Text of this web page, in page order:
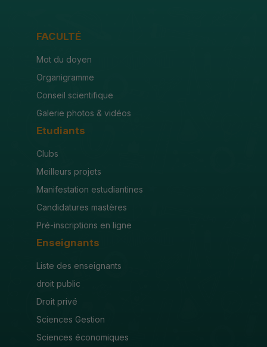
FACULTÉ
Mot du doyen
Organigramme
Conseil scientifique
Galerie photos & vidéos
Etudiants
Clubs
Meilleurs projets
Manifestation estudiantines
Candidatures mastères
Pré-inscriptions en ligne
Enseignants
Liste des enseignants
droit public
Droit privé
Sciences Gestion
Sciences économiques